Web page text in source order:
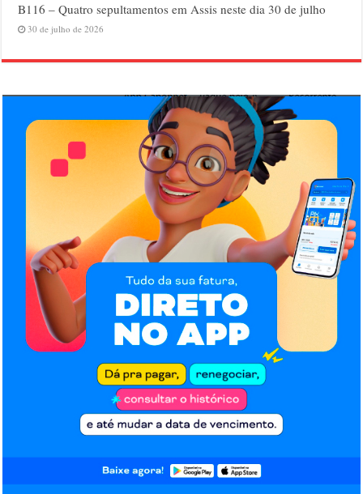
B116 – Quatro sepultamentos em Assis neste dia 30 de julho
30 de julho de 2026